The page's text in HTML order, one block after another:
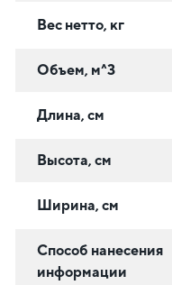
Вес нетто, кг
Объем, м^3
Длина, см
Высота, см
Ширина, см
Способ нанесения
информации